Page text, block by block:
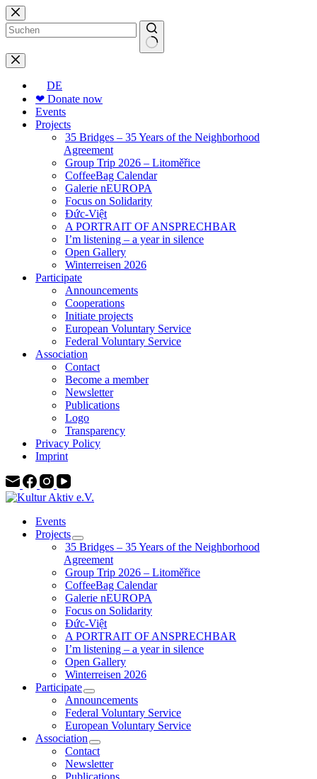
Skip
to
content
No
results
DE
❤ Donate now
Events
Projects
35 Bridges – 35 Years of the Neighborhood
Agreement
Group Trip 2026 – Litoměřice
CoffeeBag Calendar
Galerie nEUROPA
Focus on Solidarity
Đức-Việt
A PORTRAIT OF ANSPRECHBAR
I’m listening – a year in silence
Open Gallery
Winterreisen 2026
Participate
Announcements
Cooperations
Initiate projects
European Voluntary Service
Federal Voluntary Service
Association
Contact
Become a member
Newsletter
Publications
Logo
Transparency
Privacy Policy
Imprint
Events
Projects
35 Bridges – 35 Years of the Neighborhood
Agreement
Group Trip 2026 – Litoměřice
CoffeeBag Calendar
Galerie nEUROPA
Focus on Solidarity
Đức-Việt
A PORTRAIT OF ANSPRECHBAR
I’m listening – a year in silence
Open Gallery
Winterreisen 2026
Participate
Announcements
Federal Voluntary Service
European Voluntary Service
Association
Contact
Newsletter
Publications